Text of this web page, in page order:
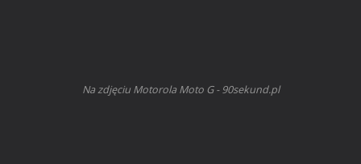
Na zdjęciu Motorola Moto G - 90sekund.pl